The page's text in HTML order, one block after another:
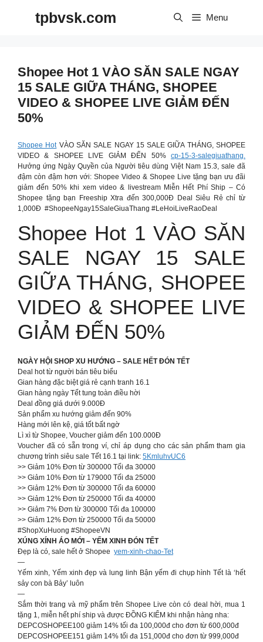
tpbvsk.com Menu
Shopee Hot 1 VÀO SĂN SALE NGAY
15 SALE GIỮA THÁNG, SHOPEE
VIDEO & SHOPEE LIVE GIẢM ĐẾN
50%
Shopee HotVÀO SĂN SALE NGAY 15 SALE GIỮA THÁNG, SHOPEE
VIDEO & SHOPEE LIVE GIẢM ĐẾN 50% cp-15-3-salegiuathang.
Hưởng ứng Ngày Quyền của Người tiêu dùng Việt Nam 15.3, sale đã
đậm còn đậm hơn với: Shopee Video & Shopee Live tặng bạn ưu đãi
giảm đến 50% khi xem video & livestream Miễn Hết Phí Ship – Có
Shopee tặng bạn Freeship Xtra đến 300,000Đ Deal Siêu Rẻ chỉ từ
1,000Đ #ShopeeNgay15SaleGiuaThang #LeHoiLiveRaoDeal
Shopee Hot 1 VÀO SĂN
SALE NGAY 15 SALE
GIỮA THÁNG, SHOPEE
VIDEO & SHOPEE LIVE
GIẢM ĐẾN 50%
NGÀY HỘI SHOP XU HƯỚNG – SALE HẾT ĐÓN TẾT
Deal hot từ người bán tiêu biểu
Gian hàng đặc biệt giá rẻ cạnh tranh 16.1
Gian hàng ngày Tết tung toàn điều hời
Deal đồng giá dưới 9.000Đ
Sản phẩm xu hướng giảm đến 90%
Hàng mới lên kệ, giá tốt bất ngờ
Lì xì từ Shopee, Voucher giảm đến 100.000Đ
Voucher đã có sẵn trong ví, chỉ áp dụng cho các sản phẩm tham gia
chương trình siêu sale Tết 16.1 tại link: 5KmluhvUC6
>> Giảm 10% Đơn từ 300000 Tối đa 30000
>> Giảm 10% Đơn từ 179000 Tối đa 25000
>> Giảm 12% Đơn từ 300000 Tối đa 60000
>> Giảm 12% Đơn từ 250000 Tối đa 40000
>> Giảm 7% Đơn từ 300000 Tối đa 100000
>> Giảm 12% Đơn từ 250000 Tối đa 50000
#ShopXuHuong #ShopeeVN
XÚNG XÍNH ÁO MỚI – YẾM XINH ĐÓN TẾT
Đẹp là có, sale hết ở Shopee yem-xinh-chao-Tet
—
Yếm xinh, Yếm xinh đẹp và lung linh Bận yếm đi chụp hình Tết là ‘hết
sảy con bà Bảy’ luôn
—
Sắm thời trang và mỹ phẩm trên Shopee Live còn có deal hời, mua 1
tặng 1, miễn hết phí ship và được ĐỒNG KIỂM khi nhận hàng nha:
DEPCOSHOPEE100 giảm 14% tối đa 100,000đ cho đơn từ 600,000đ
DEPCOSHOPEE151 giảm 14% tối đa 151,000đ cho đơn từ 999,000đ